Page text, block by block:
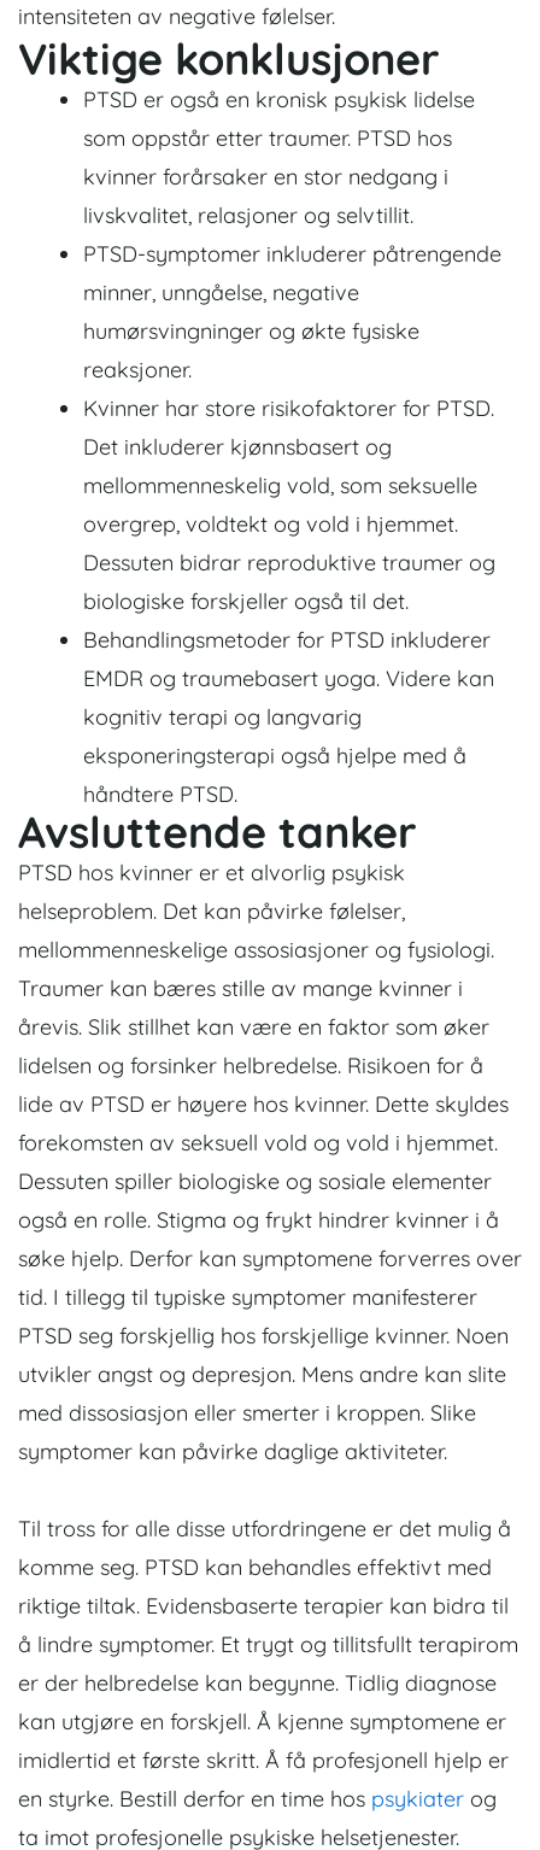
intensiteten av negative følelser.
Viktige konklusjoner
PTSD er også en kronisk psykisk lidelse
som oppstår etter traumer. PTSD hos
kvinner forårsaker en stor nedgang i
livskvalitet, relasjoner og selvtillit.
PTSD-symptomer inkluderer påtrengende
minner, unngåelse, negative
humørsvingninger og økte fysiske
reaksjoner.
Kvinner har store risikofaktorer for PTSD.
Det inkluderer kjønnsbasert og
mellommenneskelig vold, som seksuelle
overgrep, voldtekt og vold i hjemmet.
Dessuten bidrar reproduktive traumer og
biologiske forskjeller også til det.
Behandlingsmetoder for PTSD inkluderer
EMDR og traumebasert yoga. Videre kan
kognitiv terapi og langvarig
eksponeringsterapi også hjelpe med å
håndtere PTSD.
Avsluttende tanker
PTSD hos kvinner er et alvorlig psykisk
helseproblem. Det kan påvirke følelser,
mellommenneskelige assosiasjoner og fysiologi.
Traumer kan bæres stille av mange kvinner i
årevis. Slik stillhet kan være en faktor som øker
lidelsen og forsinker helbredelse. Risikoen for å
lide av PTSD er høyere hos kvinner. Dette skyldes
forekomsten av seksuell vold og vold i hjemmet.
Dessuten spiller biologiske og sosiale elementer
også en rolle. Stigma og frykt hindrer kvinner i å
søke hjelp. Derfor kan symptomene forverres over
tid. I tillegg til typiske symptomer manifesterer
PTSD seg forskjellig hos forskjellige kvinner. Noen
utvikler angst og depresjon. Mens andre kan slite
med dissosiasjon eller smerter i kroppen. Slike
symptomer kan påvirke daglige aktiviteter.
Til tross for alle disse utfordringene er det mulig å
komme seg. PTSD kan behandles effektivt med
riktige tiltak. Evidensbaserte terapier kan bidra til
å lindre symptomer. Et trygt og tillitsfullt terapirom
er der helbredelse kan begynne. Tidlig diagnose
kan utgjøre en forskjell. Å kjenne symptomene er
imidlertid et første skritt. Å få profesjonell hjelp er
en styrke. Bestill derfor en time hos psykiater og
ta imot profesjonelle psykiske helsetjenester.